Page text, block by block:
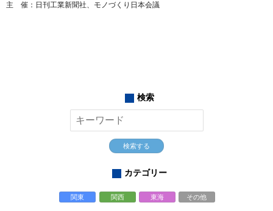
主 催：日刊工業新聞社、モノづくり日本会議
検索
検索する
カテゴリー
関東 関西 東海 その他